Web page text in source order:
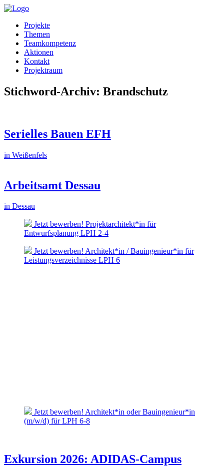
Projekte
Themen
Teamkompetenz
Aktionen
Kontakt
Projektraum
Stichword-Archiv: Brandschutz
Serielles Bauen EFH
in Weißenfels
Arbeitsamt Dessau
in Dessau
Jetzt bewerben! Projektarchitekt*in für
Entwurfsplanung LPH 2-4
Jetzt bewerben! Architekt*in / Bauingenieur*in für
Leistungsverzeichnisse LPH 6
Jetzt bewerben! Architekt*in oder Bauingenieur*in
(m/w/d) für LPH 6-8
Exkursion 2026: ADIDAS-Campus